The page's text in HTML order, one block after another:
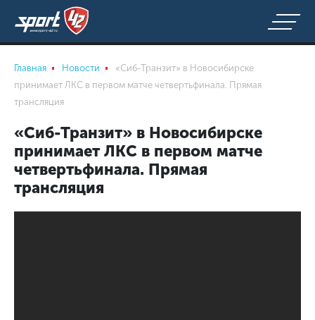
Главная Новости
«Сиб-Транзит» в Новосибирске
принимает ЛКС в первом матче четвертьфинала. Прямая
трансляция
«Сиб-Транзит» в Новосибирске
принимает ЛКС в первом матче
четвертьфинала. Прямая
трансляция